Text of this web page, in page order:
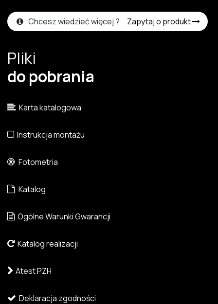
Chcesz wiedzieć więcej ? Zapytaj o produkt
Pliki
do pobrania
Karta katalogowa
Instrukcja montażu
Fotometria
Katalog
Ogólne Warunki Gwarancji
Katalog realizacji
Atest PZH
Deklaracja zgodności